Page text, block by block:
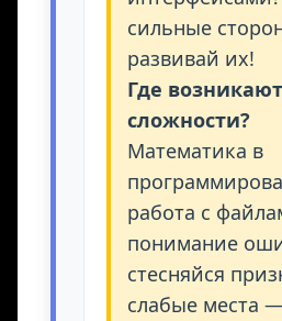
сильные
развивай их!
Где возникают
сложности?
Математика в
работа с
понимание
стесняйся
слабые места